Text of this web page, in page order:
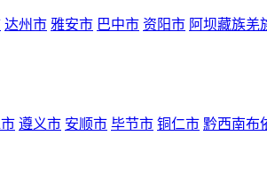
达州市 雅安市 巴中市 资阳市 阿坝藏族羌
遵义市 安顺市 毕节市 铜仁市 黔西南布